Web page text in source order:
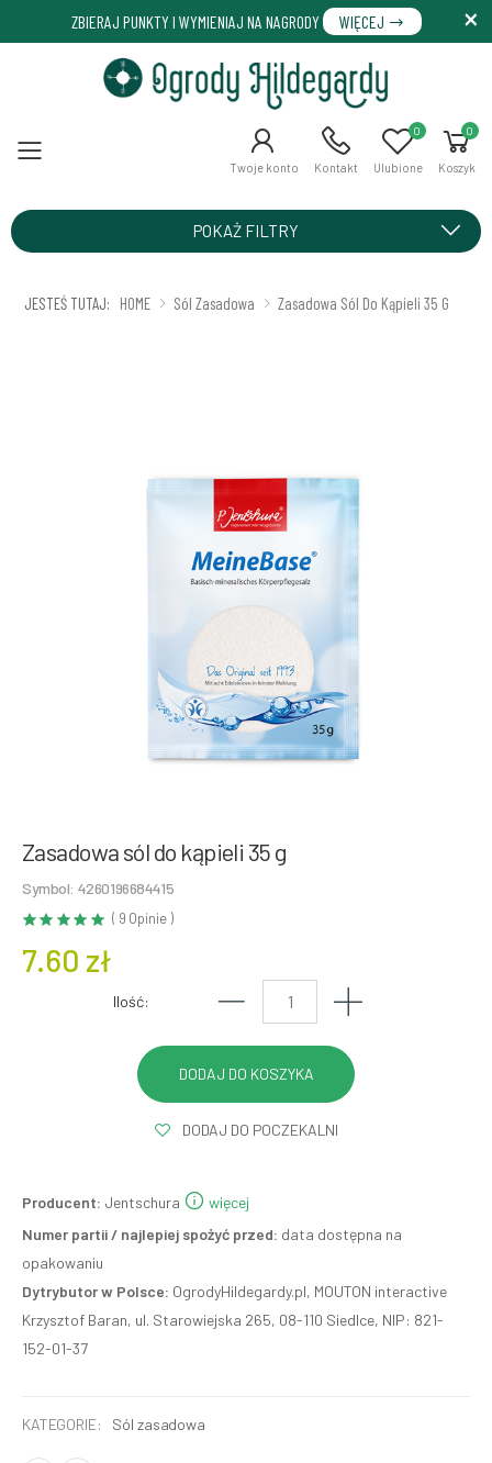
ZBIERAJ PUNKTY I WYMIENIAJ NA NAGRODY WIĘCEJ
Menu Twoje konto Kontakt Ulubione
0 0
Koszyk
POKAŻ FILTRY
JESTEŚ TUTAJ: HOME Sól Zasadowa Zasadowa Sól Do Kąpieli 35 G
Zasadowa sól do kąpieli 35 g
Symbol: 4260196684415
( 9 Opinie )
7.60 zł
Ilość:
DODAJ DO POCZEKALNI
Producent: Jentschura
więcej
Numer partii / najlepiej spożyć przed: data dostępna na
opakowaniu
Dytrybutor w Polsce: OgrodyHildegardy.pl, MOUTON interactive
Krzysztof Baran, ul. Starowiejska 265, 08-110 Siedlce, NIP: 821-
152-01-37
KATEGORIE: Sól zasadowa